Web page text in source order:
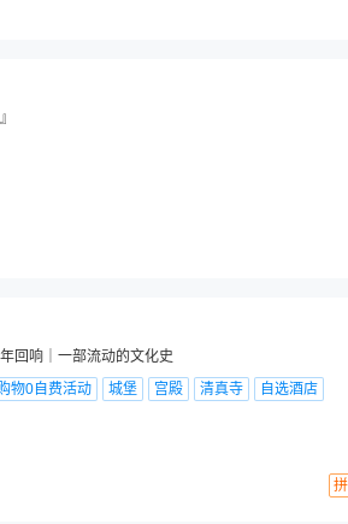
回响｜一部流动的文化史
物0自费活动 城堡 宫殿 清真寺
自选酒店